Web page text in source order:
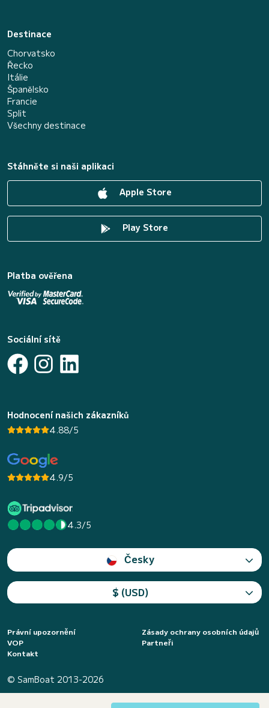
Destinace
Chorvatsko
Řecko
Itálie
Španělsko
Francie
Split
Všechny destinace
Stáhněte si naši aplikaci
Apple Store
Play Store
Platba ověřena
Sociální sítě
Hodnocení našich zákazníků
4.88/5
4.9/5
4.3/5
Česky
$ (USD)
Právní upozornění
Zásady ochrany osobních údajů
VOP
Partneři
Kontakt
© SamBoat 2013-2026